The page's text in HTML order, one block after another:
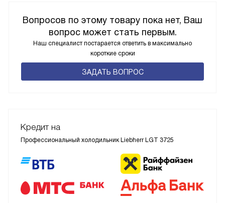
Вопросов по этому товару пока нет, Ваш
вопрос может стать первым.
Наш специалист постарается ответить в максимально
короткие сроки
ЗАДАТЬ ВОПРОС
Кредит на
Профессиональный холодильник Liebherr LGT 3725